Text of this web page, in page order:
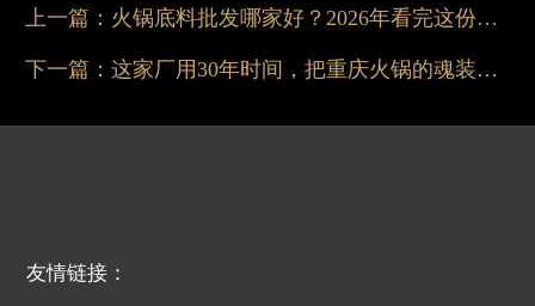
上一篇： 火锅底料批发哪家好？2026年看完这份实测报告就懂了
下一篇： 这家厂用30年时间，把重庆火锅的魂装进每一袋底料里
友情链接：